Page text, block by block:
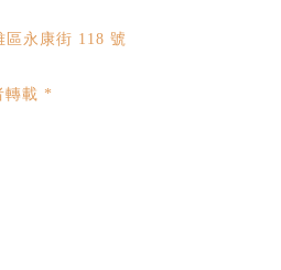
區永康街 118 號
轉載 *